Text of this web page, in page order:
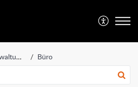
Patienten- und Terminverwaltung Büro